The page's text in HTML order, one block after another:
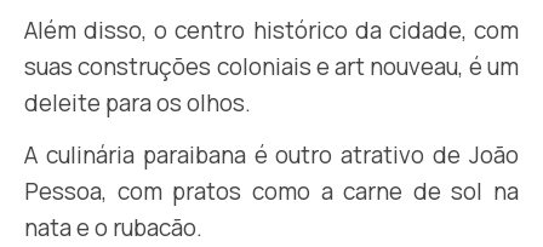
Além disso, o centro histórico da cidade, com
suas construções coloniais e art nouveau, é um
deleite para os olhos.
A culinária paraibana é outro atrativo de João
Pessoa, com pratos como a carne de sol na
nata e o rubacão.